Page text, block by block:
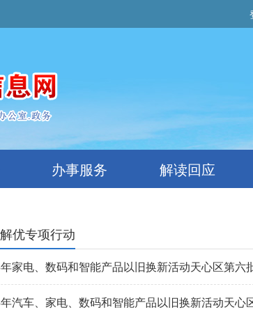
办事服务 解读回应
解优专项行动
家电、数码和智能产品以旧换新活动天心区第六
汽车、家电、数码和智能产品以旧换新活动天心